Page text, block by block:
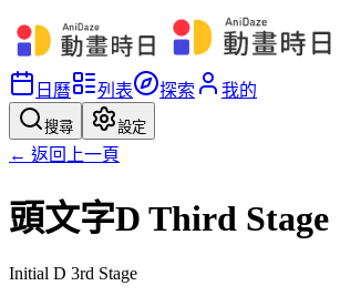
日曆 列表 探索 我的
搜尋 設定
← 返回上一頁
頭文字D Third Stage
Initial D 3rd Stage